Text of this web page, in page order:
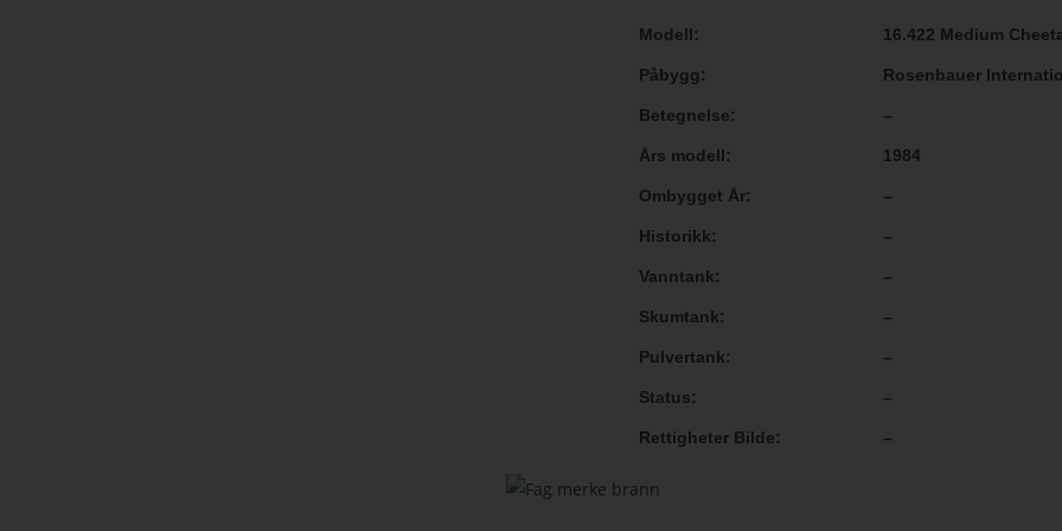
Modell 16.422 Medium
Påbygg Rosenbauer
Betegnelse –
Års modell 1984
Ombygget År –
Historikk –
Vanntank –
Skumtank –
Pulvertank –
Status –
Rettigheter Bilde –